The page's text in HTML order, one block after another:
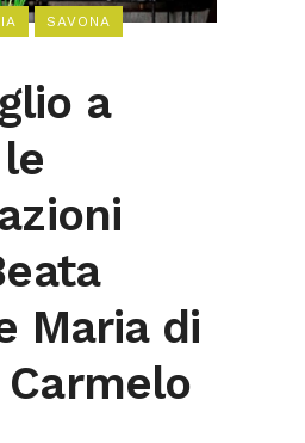
SAVONA
a
Maria di